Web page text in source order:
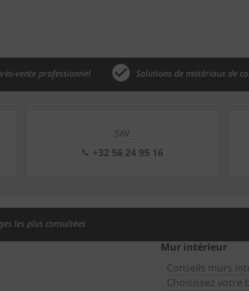
vente professionnel Solutions de matériaux de
SAV
+32 56 24 95 16
les plus consultées
Mur intérieur
Conseils murs
Choisissez votre